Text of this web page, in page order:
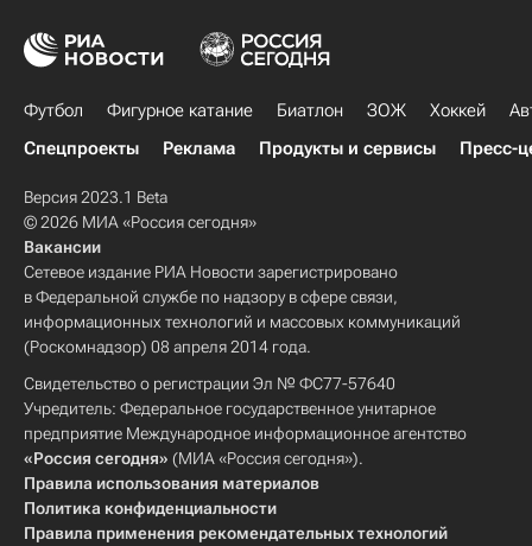
Футбол Фигурное катание Биатлон ЗОЖ Хоккей
Спецпроекты
Реклама Продукты и сервисы Пресс-
Версия 2023.1 Beta
© 2026 МИА «Россия сегодня»
Вакансии
Сетевое издание РИА Новости зарегистрировано
в Федеральной службе по надзору в сфере связи,
информационных технологий и массовых коммуникаций
(Роскомнадзор) 08 апреля 2014 года.
Свидетельство о регистрации Эл № ФС77-57640
Учредитель: Федеральное государственное унитарное
предприятие Международное информационное агентство
«Россия сегодня» (МИА «Россия сегодня»).
Правила использования материалов
Политика конфиденциальности
Правила применения рекомендательных технологий